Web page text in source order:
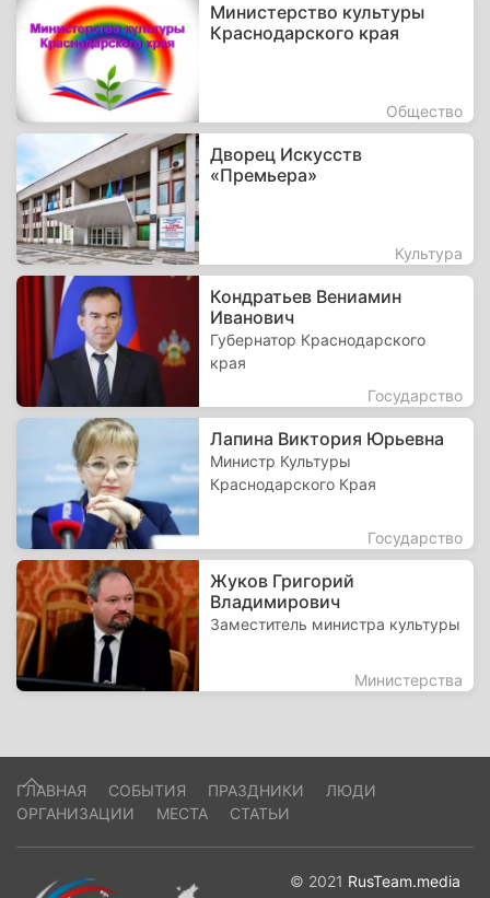
Министерство культуры
Краснодарского края
Общество
Дворец Искусств
«Премьера»
Культура
Кондратьев Вениамин
Иванович
Губернатор Краснодарского
края
Государство
Лапина Виктория Юрьевна
Министр Культуры
Краснодарского Края
Государство
Жуков Григорий
Владимирович
Заместитель министра культуры
Министерства
ГЛАВНАЯ СОБЫТИЯ ПРАЗДНИКИ
ЛЮДИ
ОРГАНИЗАЦИИ
МЕСТА СТАТЬИ
© 2021 RusTeam.media